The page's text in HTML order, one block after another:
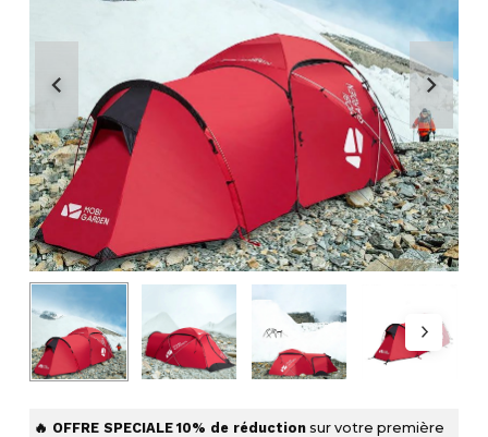
🔥 OFFRE SPECIALE 10% de réduction sur votre première